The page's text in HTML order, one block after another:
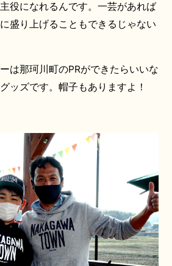
役になれるんです。一芸があれば
盛り上げることもできるじゃない
は那珂川町のPRができたらいいな
ッズです。帽子もありますよ！